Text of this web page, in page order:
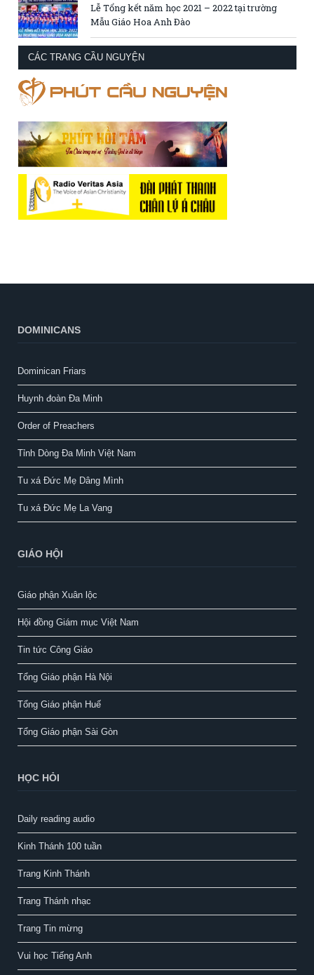
Lễ Tổng kết năm học 2021 – 2022 tại trường
Mẫu Giáo Hoa Anh Đào
CÁC TRANG CẦU NGUYỆN
DOMINICANS
Dominican Friars
Huynh đoàn Đa Minh
Order of Preachers
Tỉnh Dòng Đa Minh Việt Nam
Tu xá Đức Mẹ Dâng Mình
Tu xá Đức Mẹ La Vang
GIÁO HỘI
Giáo phận Xuân lộc
Hội đồng Giám mục Việt Nam
Tin tức Công Giáo
Tổng Giáo phận Hà Nội
Tổng Giáo phận Huế
Tổng Giáo phận Sài Gòn
HỌC HỎI
Daily reading audio
Kinh Thánh 100 tuần
Trang Kinh Thánh
Trang Thánh nhạc
Trang Tin mừng
Vui học Tiếng Anh